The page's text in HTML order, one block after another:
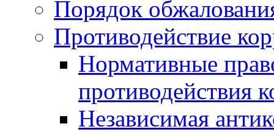
Порядок
Противодействие
Нормативные
противодействия
Независимая